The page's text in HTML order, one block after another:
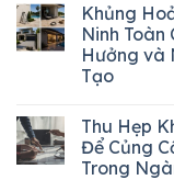
Khủng
Ninh Toàn
Hưởng và
Tạo
Thu Hẹp
Để Củng
Trong